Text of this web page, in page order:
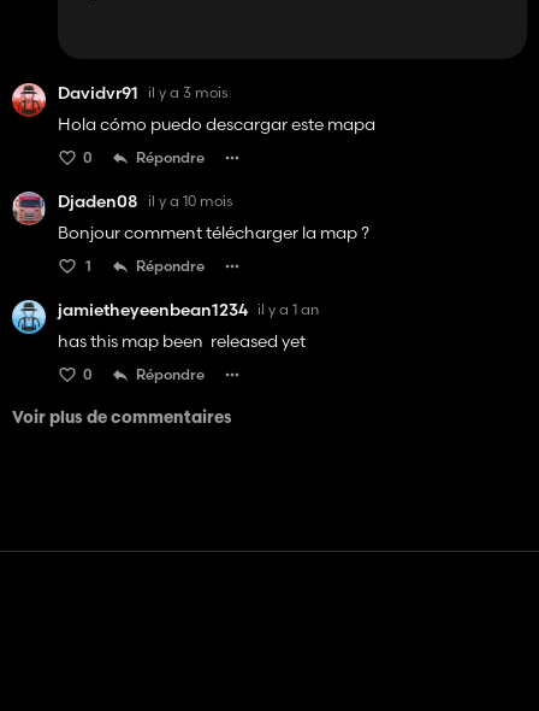
Davidvr91 il y a 3 mois
Hola cómo puedo descargar este mapa
0 Répondre
Djaden08 il y a 10 mois
Bonjour comment télécharger la map ?
1 Répondre
jamietheyeenbean1234 il y a 1 an
has this map been released yet
0 Répondre
Voir plus de commentaires